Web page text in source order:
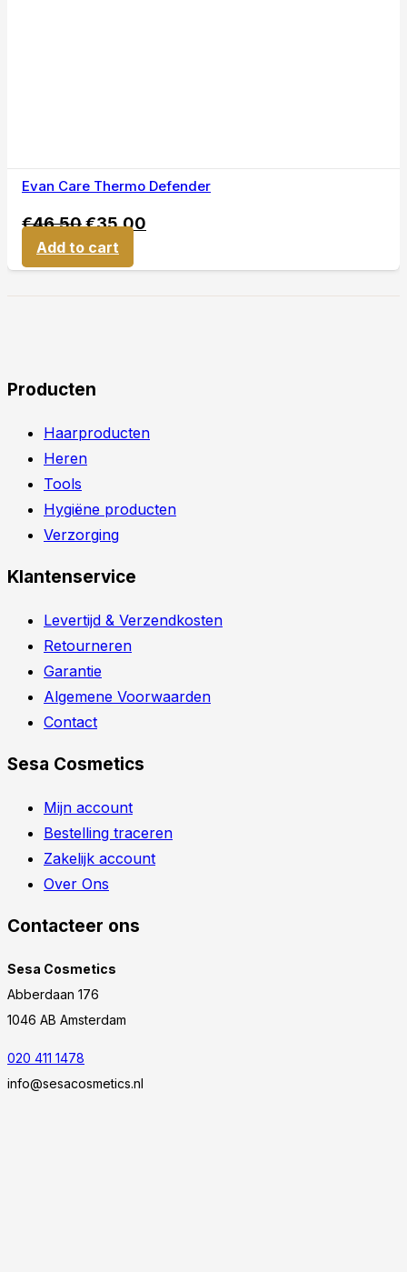
Evan Care Thermo Defender
€46,50€35,00
Add to cart
Producten
Haarproducten
Heren
Tools
Hygiëne producten
Verzorging
Klantenservice
Levertijd & Verzendkosten
Retourneren
Garantie
Algemene Voorwaarden
Contact
Sesa Cosmetics
Mijn account
Bestelling traceren
Zakelijk account
Over Ons
Contacteer ons
Sesa Cosmetics
Abberdaan 176
1046 AB Amsterdam
020 411 1478
info@sesacosmetics.nl